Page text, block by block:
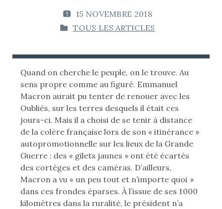
P
U
L
É
L
E
:
15 NOVEMBRE 2018
P
B
A
TOUS LES ARTICLES
Quand on cherche le peuple, on le trouve. Au
sens propre comme au figuré. Emmanuel
Macron aurait pu tenter de renouer avec les
Oubliés, sur les terres desquels il était ces
jours-ci. Mais il a choisi de se tenir à distance
de la colère française lors de son « itinérance »
autopromotionnelle sur les lieux de la Grande
Guerre : des « gilets jaunes » ont été écartés
des cortèges et des caméras. D’ailleurs,
Macron a vu « un peu tout et n’importe quoi »
dans ces frondes éparses. À l’issue de ses 1 000
kilomètres dans la ruralité, le président n’a